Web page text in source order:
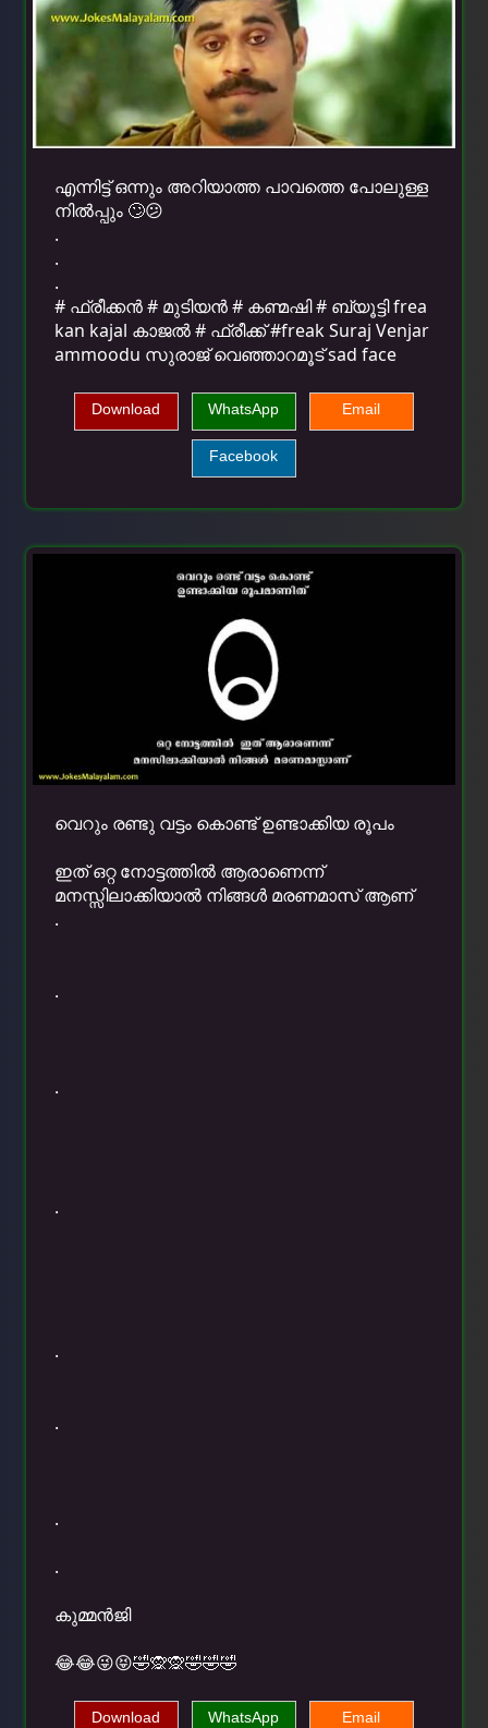
എന്നിട്ട് ഒന്നും അറിയാത്ത പാവത്തെ പോലുള്ള
നില്‍പ്പും 🙄😕
.
.
.
# ഫ്രീക്കന്‍ # മുടിയന്‍ # കണ്മഷി # ബ്യൂട്ടി frea
kan kajal കാജല്‍ # ഫ്രീക്ക് #freak Suraj Venjar
ammoodu സുരാജ് വെഞ്ഞാറമൂട് sad face
Download WhatsApp Email
Facebook
വെറും രണ്ടു വട്ടം കൊണ്ട് ഉണ്ടാക്കിയ രൂപം
ഇത് ഒറ്റ നോട്ടത്തില്‍ ആരാണെന്ന്
മനസ്സിലാക്കിയാല്‍ നിങ്ങള്‍ മരണമാസ് ആണ്
.
.
.
.
.
.
.
.
കുമ്മന്‍ജി
😂😂😜😝🤣🙊🙊🤣🤣🤣
Download WhatsApp Email